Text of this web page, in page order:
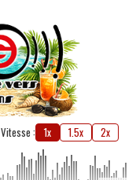
Vitesse : 1x 1.5x 2x